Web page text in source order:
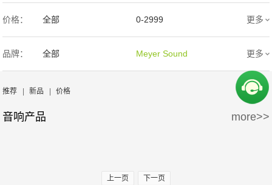
专业扩声音箱 幕布产品
声学产品 智能产品
周边产品
入墙音响 低音炮
价格： 全部 0-2999
3000-9999 1万-5万
5万-15万
30万-50万
更多
品牌： 全部 Meyer Sound
Wisdom
waterfall/飞瀑
更多
推荐 | 新品 | 价格
音响产品 more>>
上一页 下一页